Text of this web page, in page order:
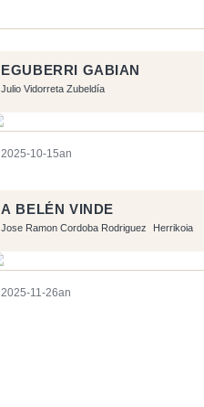
EGUBERRI GABIAN
Julio Vidorreta Zubeldía
2025-10-15an
A BELÉN VINDE
Jose Ramon Cordoba Rodriguez Herrikoia
2025-11-26an